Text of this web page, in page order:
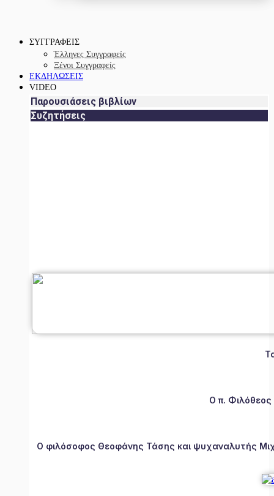
ΣΥΓΓΡΑΦΕΙΣ
Έλληνες Συγγραφείς
Ξένοι Συγγραφείς
ΕΚΔΗΛΩΣΕΙΣ
VIDEO
Παρουσιάσεις βιβλίων
Συζητήσεις
Ο π.
Ο φιλόσοφος Θεοφάνης Τάσης και ψυχαναλυτής